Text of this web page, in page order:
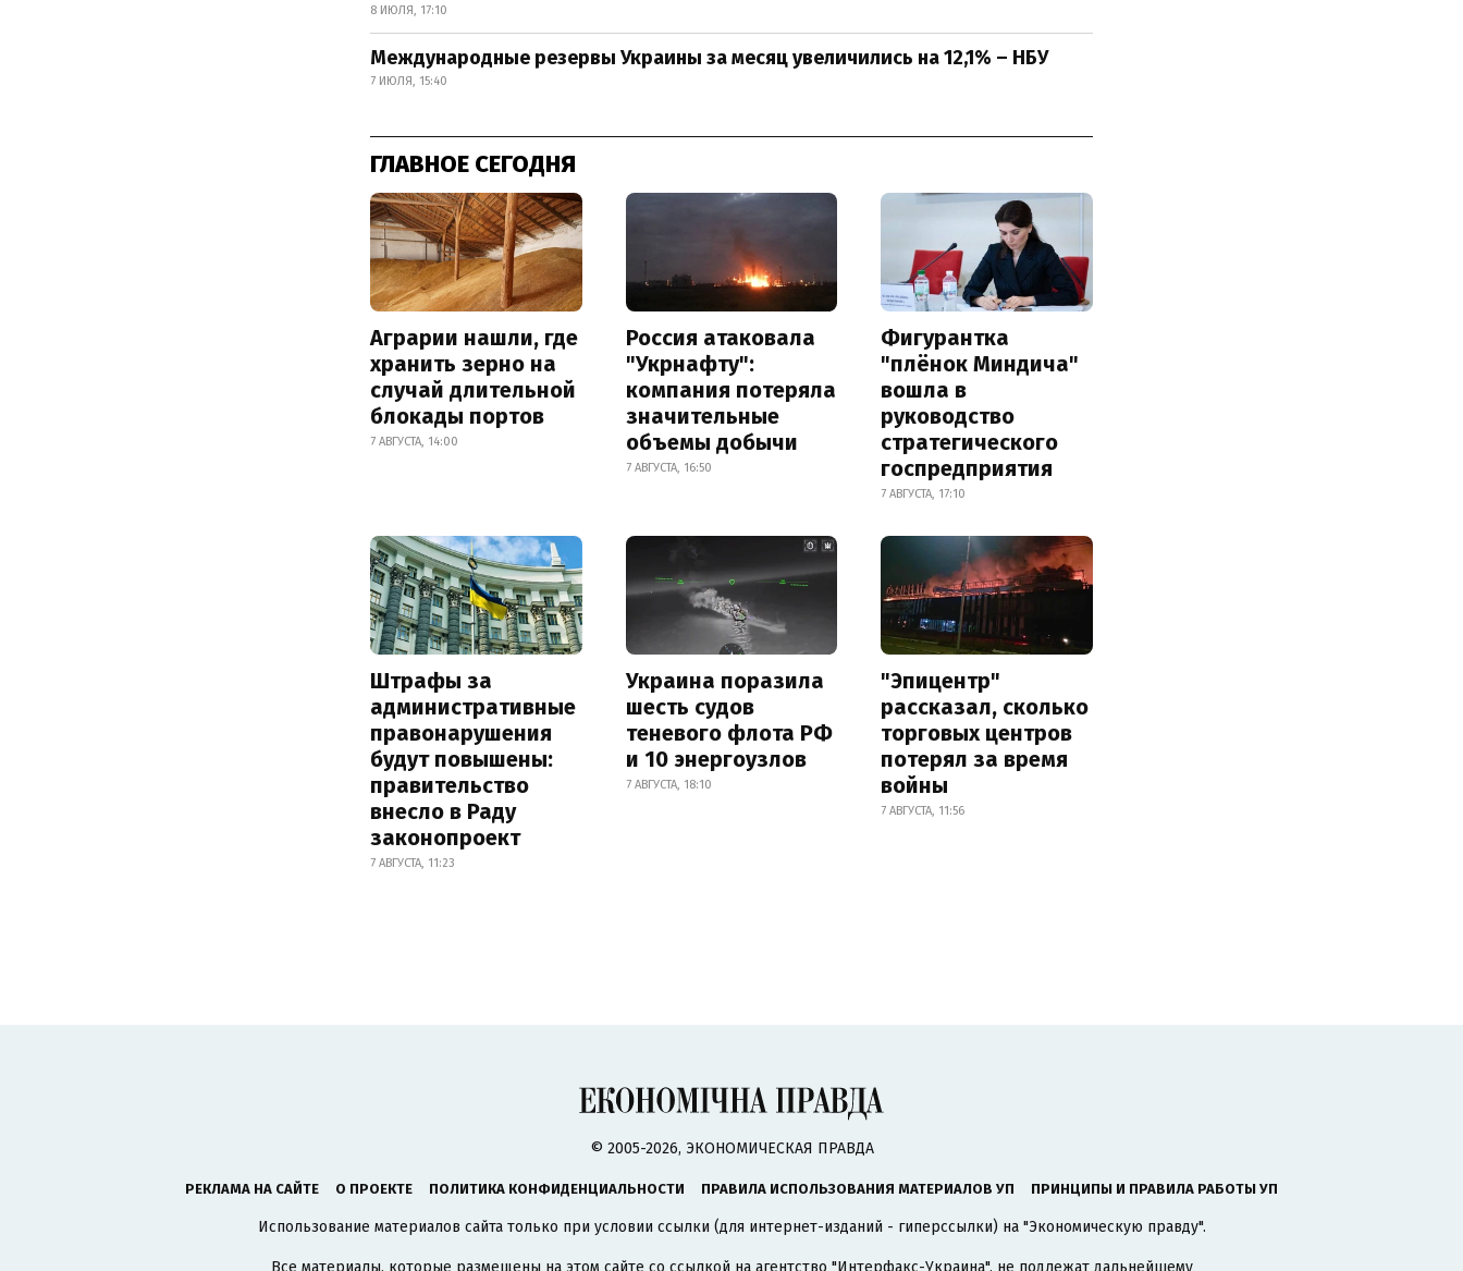
8 ИЮЛЯ, 17:10
Международные резервы Украины за месяц увеличились на 12,1% – НБУ
7 ИЮЛЯ, 15:40
ГЛАВНОЕ СЕГОДНЯ
Аграрии нашли, где
хранить зерно на
случай длительной
блокады портов
7 АВГУСТА, 14:00
Россия атаковала
"Укрнафту":
компания потеряла
значительные
объемы добычи
7 АВГУСТА, 16:50
Фигурантка
"плёнок Миндича"
вошла в
руководство
стратегического
госпредприятия
7 АВГУСТА, 17:10
Штрафы за
административные
правонарушения
будут повышены:
правительство
внесло в Раду
законопроект
7 АВГУСТА, 11:23
Украина поразила
шесть судов
теневого флота РФ
и 10 энергоузлов
7 АВГУСТА, 18:10
"Эпицентр"
рассказал, сколько
торговых центров
потерял за время
войны
7 АВГУСТА, 11:56
© 2005-2026, ЭКОНОМИЧЕСКАЯ ПРАВДА
РЕКЛАМА НА САЙТЕ О ПРОЕКТЕ ПОЛИТИКА КОНФИДЕНЦИАЛЬНОСТИ ПРАВИЛА ИСПОЛЬЗОВАНИЯ МАТЕРИАЛОВ УП ПРИНЦИПЫ И ПРАВИЛА РАБОТЫ УП
Использование материалов сайта только при условии ссылки (для интернет-изданий - гиперссылки) на "Экономическую правду".
Все материалы, которые размещены на этом сайте со ссылкой на агентство "Интерфакс-Украина", не подлежат дальнейшему